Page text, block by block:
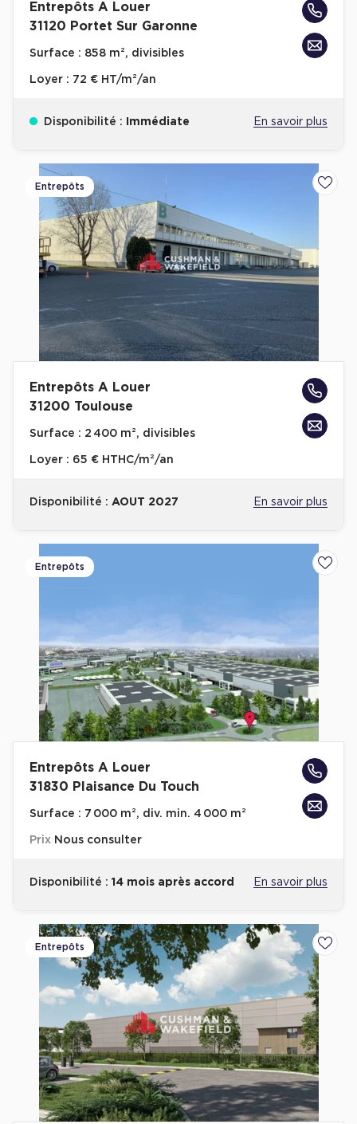
Entrepôts A Louer
31120 Portet Sur Garonne
Surface : 858 m², divisibles
Loyer : 72 € HT/m²/an
Disponibilité : Immédiate En savoir plus
Entrepôts
Entrepôts A Louer
31200 Toulouse
Surface : 2 400 m², divisibles
Loyer : 65 € HTHC/m²/an
Disponibilité : AOUT 2027 En savoir plus
Entrepôts
Entrepôts A Louer
31830 Plaisance Du Touch
Surface : 7 000 m², div. min. 4 000 m²
Prix Nous consulter
Disponibilité : 14 mois après accord En savoir plus
Entrepôts